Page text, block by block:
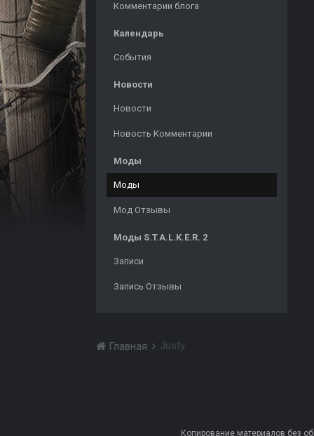
Комментарии блога
Календарь
События
Новости
Новости
Новость Комментарии
Моды
Моды
Мод Отзывы
Моды S.T.A.L.K.E.R. 2
Записи
Запись Отзывы
Главная Justy
Копирование материалов без